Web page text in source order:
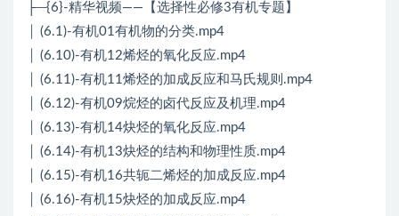
├─{6}-精华视频——【选择性必修3有机专题】
│ (6.1)-有机01有机物的分类.mp4
│ (6.10)-有机12烯烃的氧化反应.mp4
│ (6.11)-有机11烯烃的加成反应和马氏规则.mp4
│ (6.12)-有机09烷烃的卤代反应及机理.mp4
│ (6.13)-有机14炔烃的氧化反应.mp4
│ (6.14)-有机13炔烃的结构和物理性质.mp4
│ (6.15)-有机16共轭二烯烃的加成反应.mp4
│ (6.16)-有机15炔烃的加成反应.mp4